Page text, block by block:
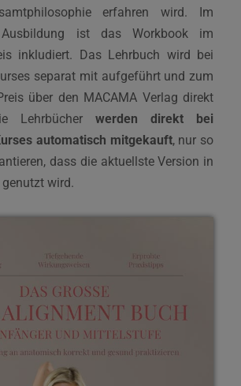
erfahren wird. Im
ist das Workbook im
inkludiert. Das Lehrbuch wird bei
separat mit aufgeführt und zum
über den MACAMA Verlag direkt
Lehrbücher werden direkt bei
automatisch mitgekauft, nur so
dass die aktuellste Version in
wird.